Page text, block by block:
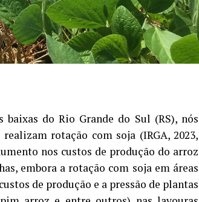
de ampla oferta global, o que limita a
muitos produtores mantenham uma
MS) e Laura Toledo (Comunicação
do Rio Grande do Sul (RS), nós
rotação com soja (IRGA, 2023,
nos custos de produção do arroz
embora a rotação com soja em áreas
de produção e a pressão de plantas